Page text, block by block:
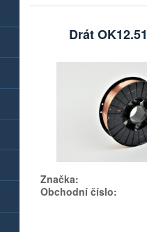
Drát
Značka:
Obchodní číslo: